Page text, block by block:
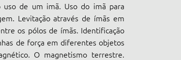
uso de um imã. Uso do imã para
Levitação através de ímãs em
os pólos de ímãs. Identificação
de força em diferentes objetos
O magnetismo terrestre.